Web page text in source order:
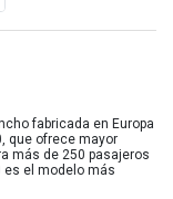
fabricada en Europa
que ofrece mayor
más de 250 pasajeros
es el modelo más